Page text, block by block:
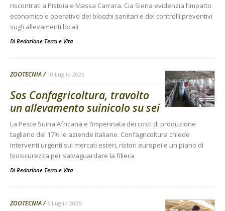
riscontrati a Pistoia e Massa Carrara. Cia Siena evidenzia l’impatto
economico e operativo dei blocchi sanitari e dei controlli preventivi
sugli allevamenti locali
Di Redazione Terra e Vita -
ZOOTECNIA 10 Luglio 2026
Sos Confagricoltura, travolto
un allevamento suinicolo su sei
La Peste Suina Africana e l’impennata dei costi di produzione
tagliano del 17% le aziende italiane. Confagricoltura chiede
interventi urgenti sui mercati esteri, ristori europei e un piano di
biosicurezza per salvaguardare la filiera
Di Redazione Terra e Vita -
ZOOTECNIA 6 Luglio 2026